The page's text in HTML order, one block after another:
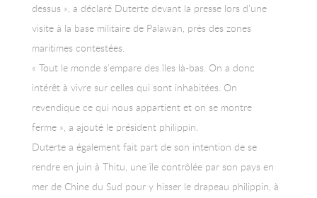
dessus », a déclaré Duterte devant la presse lors d’une
visite à la base militaire de Palawan, près des zones
maritimes contestées.
« Tout le monde s’empare des îles là-bas. On a donc
intérêt à vivre sur celles qui sont inhabitées. On
revendique ce qui nous appartient et on se montre
ferme », a ajouté le président philippin.
Duterte a également fait part de son intention de se
rendre en juin à Thitu, une île contrôlée par son pays en
mer de Chine du Sud pour y hisser le drapeau philippin, à